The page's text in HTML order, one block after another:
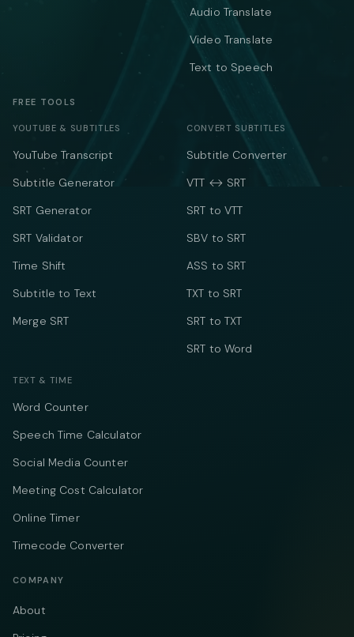
Audio Translate
Video Translate
Text to Speech
FREE TOOLS
YOUTUBE & SUBTITLES
YouTube Transcript
Subtitle Generator
SRT Generator
SRT Validator
Time Shift
Subtitle to Text
Merge SRT
CONVERT SUBTITLES
Subtitle Converter
VTT ↔ SRT
SRT to VTT
SBV to SRT
ASS to SRT
TXT to SRT
SRT to TXT
SRT to Word
TEXT & TIME
Word Counter
Speech Time Calculator
Social Media Counter
Meeting Cost Calculator
Online Timer
Timecode Converter
COMPANY
About